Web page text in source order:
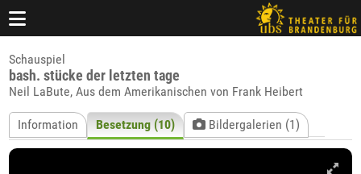
Schauspiel
bash. stücke der letzten tage
Neil LaBute, Aus dem Amerikanischen von Frank Heibert
Information Besetzung (10) Bildergalerien (1)